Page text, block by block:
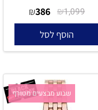
₪1,099
₪386
הוסף לסל
שבוע מבצעים מטורף